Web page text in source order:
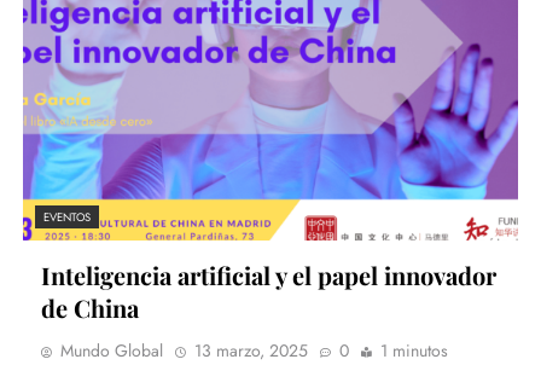
EVENTOS
Inteligencia artificial y el papel innovador
de China
Mundo Global 13 marzo, 2025 0
1 minutos